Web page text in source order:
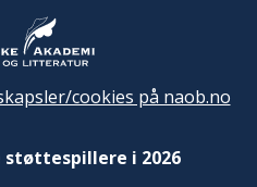
cookies på naob.no
støttespillere i 2026